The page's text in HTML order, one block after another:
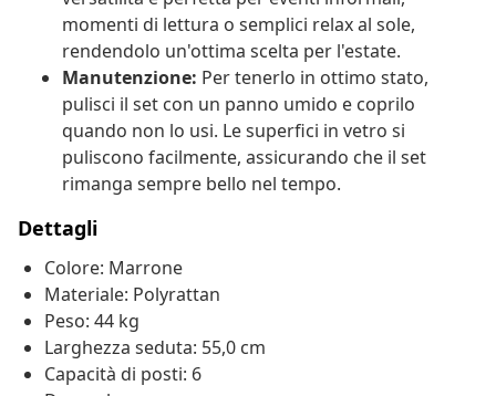
momenti di lettura o semplici relax al sole,
rendendolo un'ottima scelta per l'estate.
Manutenzione: Per tenerlo in ottimo stato,
pulisci il set con un panno umido e coprilo
quando non lo usi. Le superfici in vetro si
puliscono facilmente, assicurando che il set
rimanga sempre bello nel tempo.
Dettagli
Colore: Marrone
Materiale: Polyrattan
Peso: 44 kg
Larghezza seduta: 55,0 cm
Capacità di posti: 6